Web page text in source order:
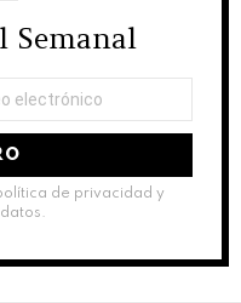
Semanal
de privacidad y